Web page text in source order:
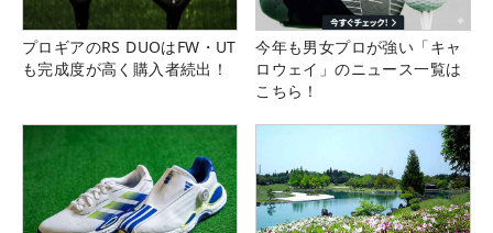
プロギアのRS DUOはFW・UT
も完成度が高く購入者続出！
今年も男女プロが強い「キャ
ロウェイ」のニュース一覧は
こちら！